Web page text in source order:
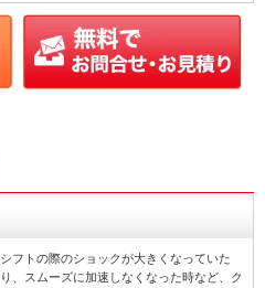
シフトの際のショックが大きくなっていた
り、スムーズに加速しなくなった時など、ク